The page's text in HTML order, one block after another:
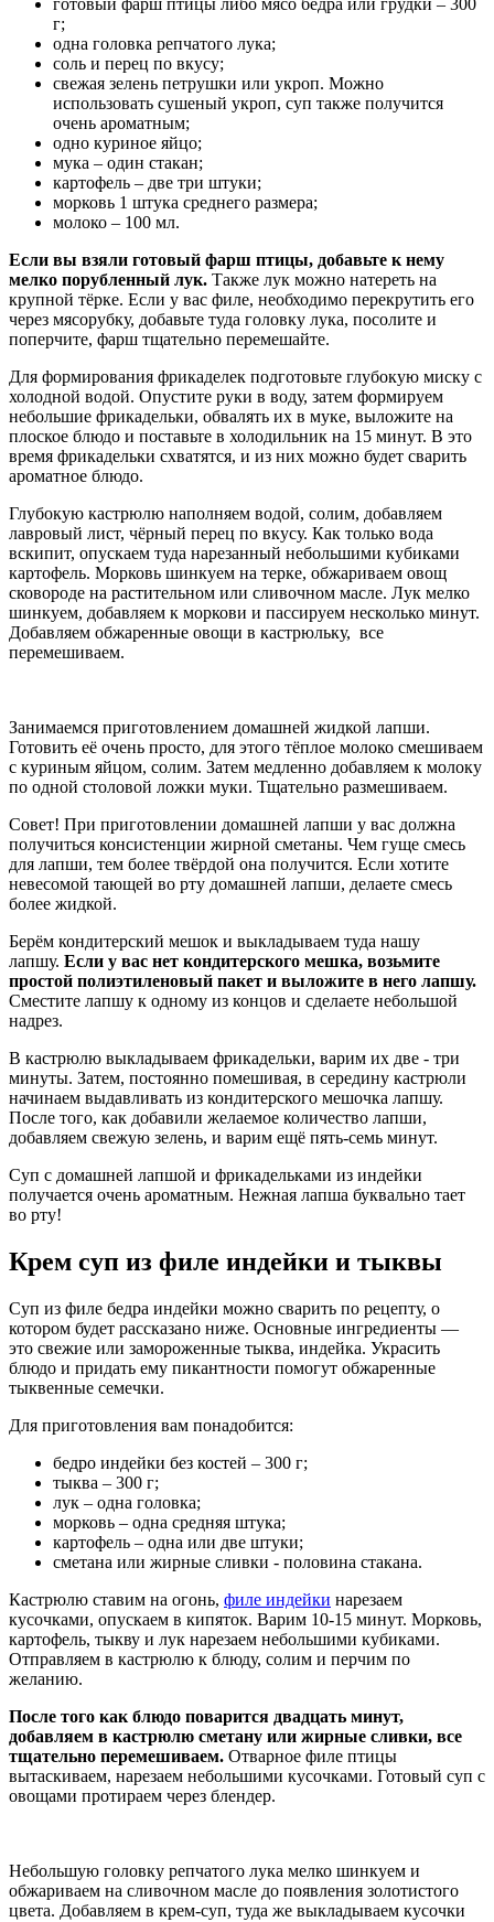
г;
одна головка репчатого лука;
соль и перец по вкусу;
свежая зелень петрушки или укроп. Можно
использовать сушеный укроп, суп также получится
очень ароматным;
одно куриное яйцо;
мука – один стакан;
картофель – две три штуки;
морковь 1 штука среднего размера;
молоко – 100 мл.
Если вы взяли готовый фарш птицы, добавьте к нему
мелко порубленный лук. Также лук можно натереть на
крупной тёрке. Если у вас филе, необходимо перекрутить его
через мясорубку, добавьте туда головку лука, посолите и
поперчите, фарш тщательно перемешайте.
Для формирования фрикаделек подготовьте глубокую миску с
холодной водой. Опустите руки в воду, затем формируем
небольшие фрикадельки, обвалять их в муке, выложите на
плоское блюдо и поставьте в холодильник на 15 минут. В это
время фрикадельки схватятся, и из них можно будет сварить
ароматное блюдо.
Глубокую кастрюлю наполняем водой, солим, добавляем
лавровый лист, чёрный перец по вкусу. Как только вода
вскипит, опускаем туда нарезанный небольшими кубиками
картофель. Морковь шинкуем на терке, обжариваем овощ
сковороде на растительном или сливочном масле. Лук мелко
шинкуем, добавляем к моркови и пассируем несколько минут.
Добавляем обжаренные овощи в кастрюльку, все
перемешиваем.
Занимаемся приготовлением домашней жидкой лапши.
Готовить её очень просто, для этого тёплое молоко смешиваем
с куриным яйцом, солим. Затем медленно добавляем к молоку
по одной столовой ложки муки. Тщательно размешиваем.
Совет! При приготовлении домашней лапши у вас должна
получиться консистенции жирной сметаны. Чем гуще смесь
для лапши, тем более твёрдой она получится. Если хотите
невесомой тающей во рту домашней лапши, делаете смесь
более жидкой.
Берём кондитерский мешок и выкладываем туда нашу
лапшу. Если у вас нет кондитерского мешка, возьмите
простой полиэтиленовый пакет и выложите в него лапшу.
Сместите лапшу к одному из концов и сделаете небольшой
надрез.
В кастрюлю выкладываем фрикадельки, варим их две - три
минуты. Затем, постоянно помешивая, в середину кастрюли
начинаем выдавливать из кондитерского мешочка лапшу.
После того, как добавили желаемое количество лапши,
добавляем свежую зелень, и варим ещё пять-семь минут.
Суп с домашней лапшой и фрикадельками из индейки
получается очень ароматным. Нежная лапша буквально тает
во рту!
Крем суп из филе индейки и тыквы
Суп из филе бедра индейки можно сварить по рецепту, о
котором будет рассказано ниже. Основные ингредиенты —
это свежие или замороженные тыква, индейка. Украсить
блюдо и придать ему пикантности помогут обжаренные
тыквенные семечки.
Для приготовления вам понадобится:
бедро индейки без костей – 300 г;
тыква – 300 г;
лук – одна головка;
морковь – одна средняя штука;
картофель – одна или две штуки;
сметана или жирные сливки - половина стакана.
Кастрюлю ставим на огонь, филе индейки нарезаем
кусочками, опускаем в кипяток. Варим 10-15 минут. Морковь,
картофель, тыкву и лук нарезаем небольшими кубиками.
Отправляем в кастрюлю к блюду, солим и перчим по
желанию.
После того как блюдо поварится двадцать минут,
добавляем в кастрюлю сметану или жирные сливки, все
тщательно перемешиваем. Отварное филе птицы
вытаскиваем, нарезаем небольшими кусочками. Готовый суп с
овощами протираем через блендер.
Небольшую головку репчатого лука мелко шинкуем и
обжариваем на сливочном масле до появления золотистого
цвета. Добавляем в крем-суп, туда же выкладываем кусочки